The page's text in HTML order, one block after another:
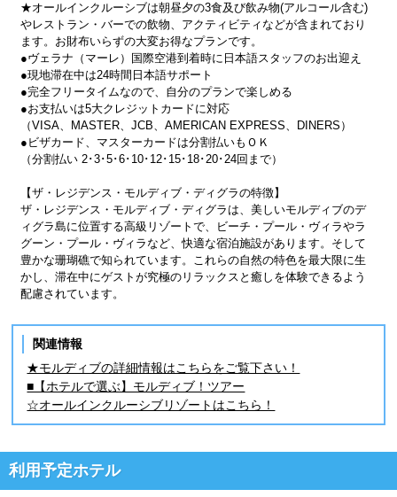
★オールインクルーシブは朝昼夕の3食及び飲み物(アルコール含む)
やレストラン・バーでの飲物、アクティビティなどが含まれており
ます。お財布いらずの大変お得なプランです。
●ヴェラナ（マーレ）国際空港到着時に日本語スタッフのお出迎え
●現地滞在中は24時間日本語サポート
●完全フリータイムなので、自分のプランで楽しめる
●お支払いは5大クレジットカードに対応
（VISA、MASTER、JCB、AMERICAN EXPRESS、DINERS）
●ビザカード、マスターカードは分割払いもＯＫ
（分割払い 2･3･5･6･10･12･15･18･20･24回まで）
【ザ・レジデンス・モルディブ・ディグラの特徴】
ザ・レジデンス・モルディブ・ディグラは、美しいモルディブのデ
ィグラ島に位置する高級リゾートで、ビーチ・プール・ヴィラやラ
グーン・プール・ヴィラなど、快適な宿泊施設があります。そして
豊かな珊瑚礁で知られています。これらの自然の特色を最大限に生
かし、滞在中にゲストが究極のリラックスと癒しを体験できるよう
配慮されています。
関連情報
★モルディブの詳細情報はこちらをご覧下さい！
■【ホテルで選ぶ】モルディブ！ツアー
☆オールインクルーシブリゾートはこちら！
利用予定ホテル